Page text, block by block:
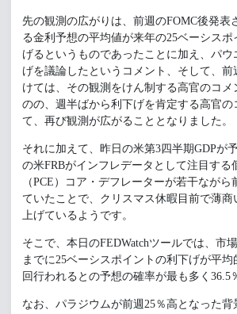
先の観測の広がりは、前週のFOMC後発表
る金利予想の平均値が来年の25ベーシス
げるというものであったことに加え、パウ
げを議論したというコメント、そして、
けては、その観測をけん制する高官のコメ
のの、週半ばから利下げを肯定する高官
て、再び観測が広がることとなりました。
それに加えて、昨日の米第3四半期GDPが
の米FRBがインフレデータとして注目する
（PCE）コア・デフレーターが若干ながら
ていたことで、クリスマス休暇目前で薄商
上げているようです。
そこで、本日のFEDWatchツールでは、市
までに25ベーシスポイントの利下げが平均
回行われるとの予想の確率が最も多く36.5
なお、パラジウムが前週25％高となった背